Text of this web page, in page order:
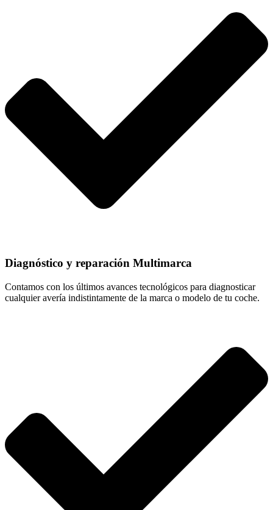
Diagnóstico y reparación Multimarca
Contamos con los últimos avances tecnológicos para diagnosticar
cualquier avería indistintamente de la marca o modelo de tu coche.